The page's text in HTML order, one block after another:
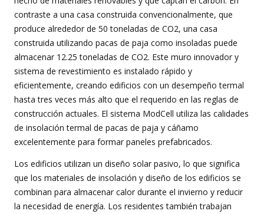
contraste a una casa construida convencionalmente, que
produce alrededor de 50 toneladas de CO2, una casa
construida utilizando pacas de paja como insoladas puede
almacenar 12.25 toneladas de CO2. Este muro innovador y
sistema de revestimiento es instalado rápido y
eficientemente, creando edificios con un desempeño termal
hasta tres veces más alto que el requerido en las reglas de
construcción actuales. El sistema ModCell utiliza las calidades
de insolación termal de pacas de paja y cáñamo
excelentemente para formar paneles prefabricados.
Los edificios utilizan un diseño solar pasivo, lo que significa
que los materiales de insolación y diseño de los edificios se
combinan para almacenar calor durante el invierno y reducir
la necesidad de energía. Los residentes también trabajan